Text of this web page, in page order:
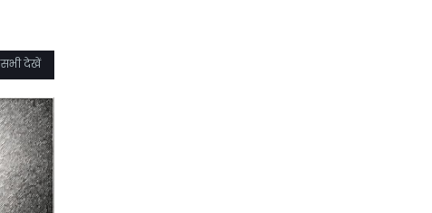
सभी देखें